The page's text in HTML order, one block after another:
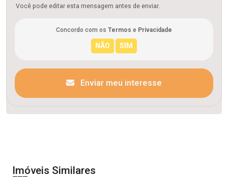
Você pode editar esta mensagem antes de enviar.
Concordo com os Termos e Privacidade
Enviar meu interesse
Imóveis Similares